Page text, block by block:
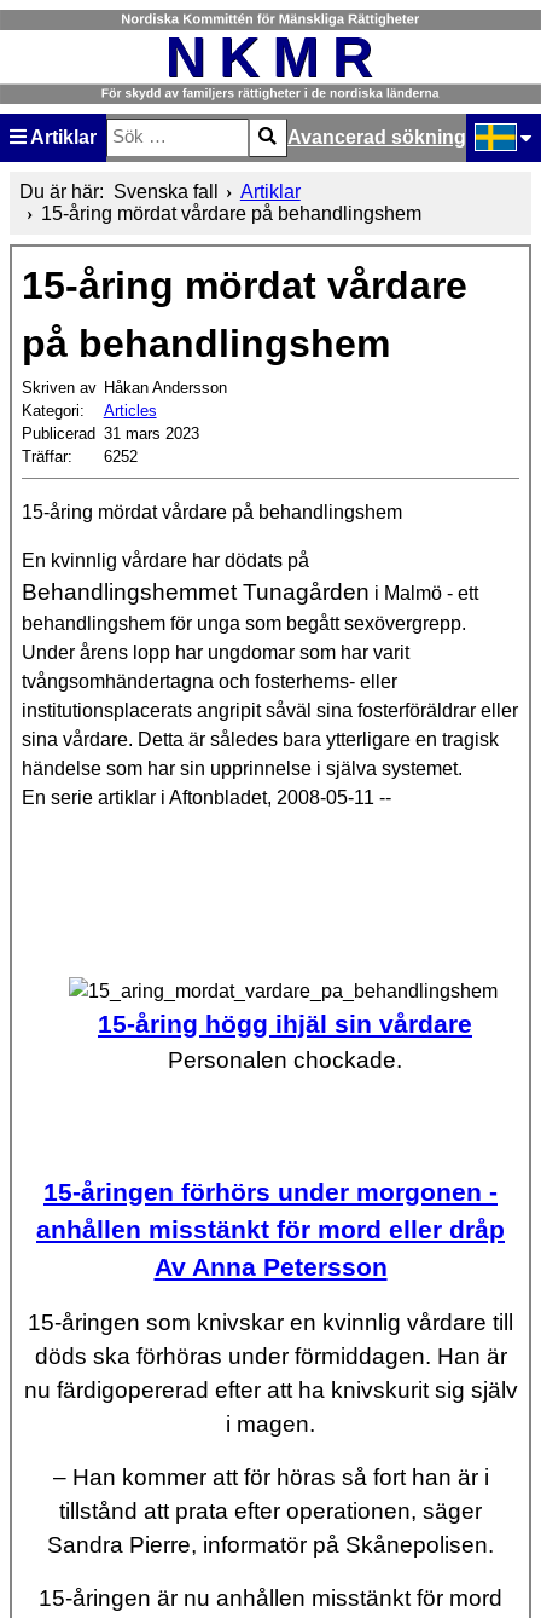
Artiklar
Sök
Type 2 or more characters for results.
Avancerad sökning
Du är här: Svenska fall
Artiklar
15-åring mördat vårdare på behandlingshem
15-åring mördat vårdare
på behandlingshem
Skriven av Håkan Andersson
Kategori:
Articles
Publicerad 31 mars 2023
Träffar:
6252
15-åring mördat vårdare på behandlingshem
En kvinnlig vårdare har dödats på
Behandlingshemmet Tunagården i Malmö - ett
behandlingshem för unga som begått sexövergrepp.
Under årens lopp har ungdomar som har varit
tvångsomhändertagna och fosterhems- eller
institutionsplacerats angripit såväl sina fosterföräldrar eller
sina vårdare. Detta är således bara ytterligare en tragisk
händelse som har sin upprinnelse i själva systemet.
En serie artiklar i Aftonbladet, 2008-05-11 --
15-åring högg ihjäl sin vårdare
Personalen chockade.
15-åringen förhörs under morgonen -
anhållen misstänkt för mord eller dråp
Av Anna Petersson
15-åringen som knivskar en kvinnlig vårdare till
döds ska förhöras under förmiddagen. Han är
nu färdigopererad efter att ha knivskurit sig själv
i magen.
– Han kommer att för höras så fort han är i
tillstånd att prata efter operationen, säger
Sandra Pierre, informatör på Skånepolisen.
15-åringen är nu anhållen misstänkt för mord